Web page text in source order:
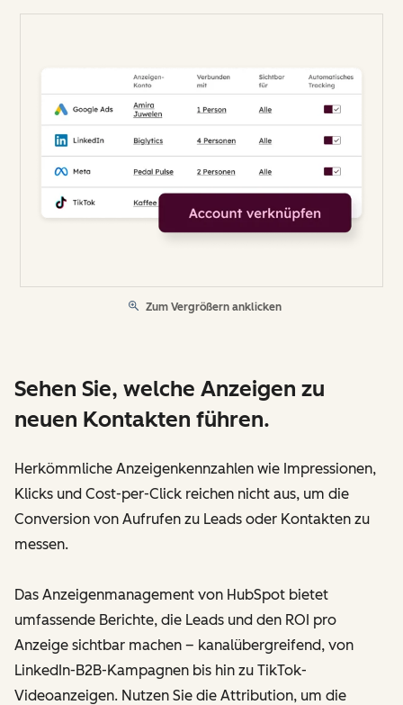
Zum Vergrößern anklicken
Sehen Sie, welche Anzeigen zu
neuen Kontakten führen.
Herkömmliche Anzeigenkennzahlen wie Impressionen,
Klicks und Cost-per-Click reichen nicht aus, um die
Conversion von Aufrufen zu Leads oder Kontakten zu
messen.
Das Anzeigenmanagement von HubSpot bietet
umfassende Berichte, die Leads und den ROI pro
Anzeige sichtbar machen – kanalübergreifend, von
LinkedIn-B2B-Kampagnen bis hin zu TikTok-
Videoanzeigen. Nutzen Sie die Attribution, um die